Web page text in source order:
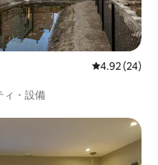
レビュー24
4.92 (24)
ィ・設備